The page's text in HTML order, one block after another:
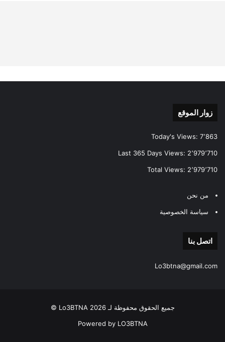
زوار الموقع
Today's Views: 7٬863
Last 365 Days Views: 2٬979٬710
Total Views: 2٬979٬710
من نحن
سياسة الخصوصية
اتصل بنا
Lo3btna@gmail.com
جميع الحقوق محفوظة لـ Lo3BTNA 2026 ©
Powered by LO3BTNA